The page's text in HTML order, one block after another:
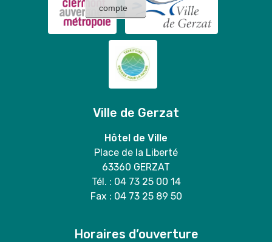
compte
Ville de Gerzat
Hôtel de Ville
Place de la Liberté
63360 GERZAT
Tél. : 04 73 25 00 14
Fax : 04 73 25 89 50
Horaires d’ouverture